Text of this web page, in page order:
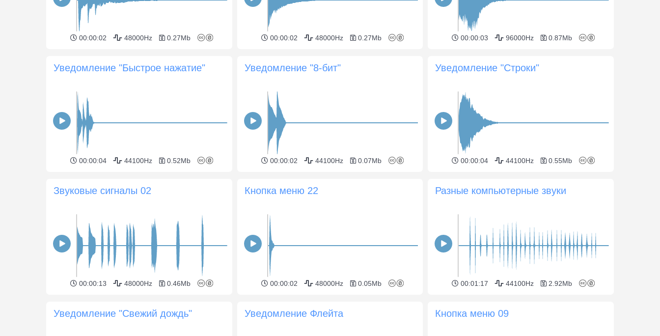
00:00:02 48000Hz 0.27Mb 00:00:02 48000Hz 0.27Mb 00:00:03 96000Hz 0.87Mb
Уведомление "Быстрое нажатие"
00:00:04 44100Hz 0.52Mb
Уведомление "8-бит"
00:00:02 44100Hz 0.07Mb
Уведомление "Строки"
00:00:04 44100Hz 0.55Mb
Звуковые сигналы 02
00:00:13 48000Hz 0.46Mb
Кнопка меню 22
00:00:02 48000Hz 0.05Mb
Разные компьютерные звуки
00:01:17 44100Hz 2.92Mb
Уведомление "Свежий дождь" Уведомление Флейта Кнопка меню 09